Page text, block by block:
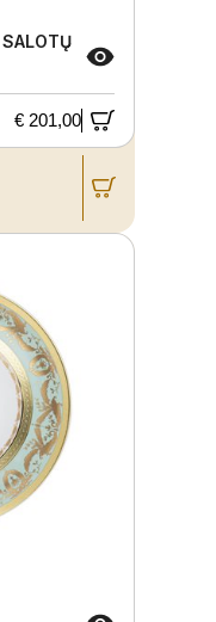
SALOTŲ
€ 201,00